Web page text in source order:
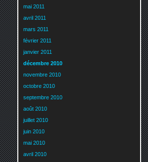
mai 2011
avril 2011
mars 2011
février 2011
janvier 2011
décembre 2010
novembre 2010
octobre 2010
septembre 2010
août 2010
juillet 2010
juin 2010
mai 2010
avril 2010